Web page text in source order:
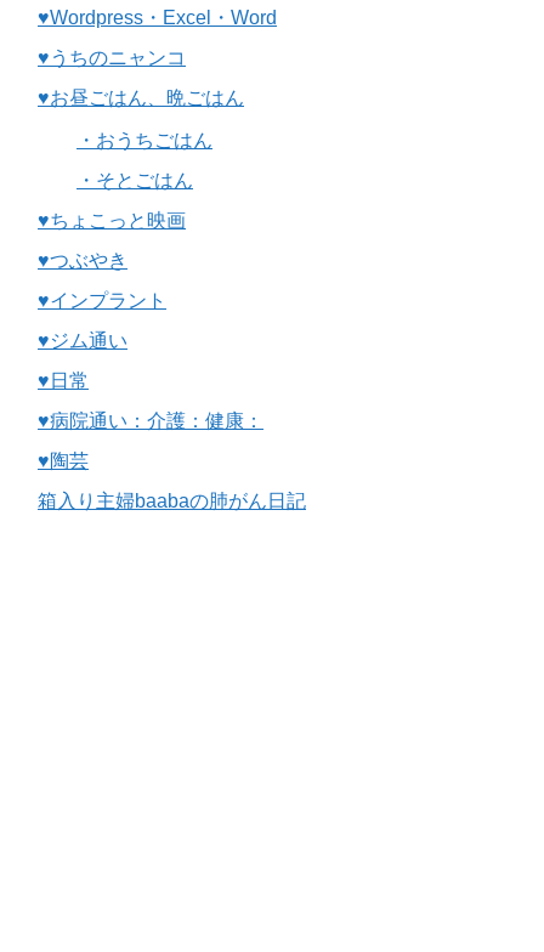
♥Wordpress・Excel・Word
♥うちのニャンコ
♥お昼ごはん、晩ごはん
・おうちごはん
・そとごはん
♥ちょこっと映画
♥つぶやき
♥インプラント
♥ジム通い
♥日常
♥病院通い：介護：健康：
♥陶芸
箱入り主婦baabaの肺がん日記